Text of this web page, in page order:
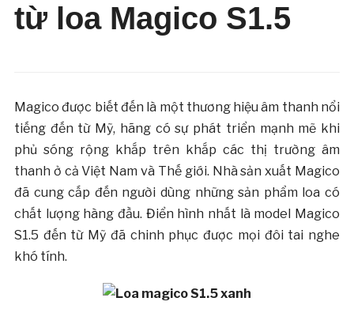
từ loa Magico S1.5
Magico được biết đến là một thương hiệu âm thanh nổi
tiếng đến từ Mỹ, hãng có sự phát triển mạnh mẽ khi
phủ sóng rộng khắp trên khắp các thị trường âm
thanh ở cả Việt Nam và Thế giới. Nhà sản xuất Magico
đã cung cấp đến người dùng những sản phẩm loa có
chất lượng hàng đầu. Điển hình nhất là model Magico
S1.5 đến từ Mỹ đã chinh phục được mọi đôi tai nghe
khó tính.